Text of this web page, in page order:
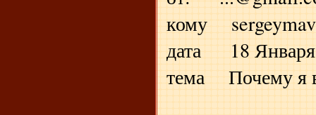
кому
дата 18 Января
тема Почему я